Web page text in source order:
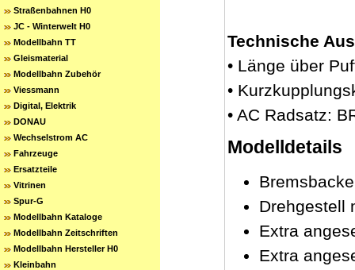
Straßenbahnen H0
JC - Winterwelt H0
Modellbahn TT
Gleismaterial
Modellbahn Zubehör
Viessmann
Digital, Elektrik
DONAU
Wechselstrom AC
Fahrzeuge
Ersatzteile
Vitrinen
Spur-G
Modellbahn Kataloge
Modellbahn Zeitschriften
Modellbahn Hersteller H0
Kleinbahn
Technische
• Länge über
•
• AC Radsatz:
Modelldetails
Drehgestell
Extra
Extra